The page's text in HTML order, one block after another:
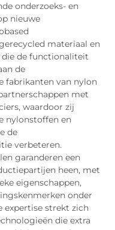
onderzoeks- en
nieuwe
materiaal en
de functionaliteit
de
fabrikanten van nylon
met
waardoor zij
nylonstoffen en
de
verbeteren.
garanderen een
heen, met
eigenschappen,
onder
expertise strekt zich
die extra